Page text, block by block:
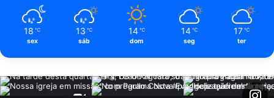
18 ℃
sex
13 ℃
sáb
14 ℃
dom
14 ℃
seg
17 ℃
ter